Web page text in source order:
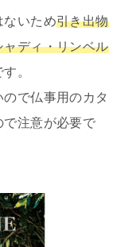
ないため引き出物
ディ・リンベル
。
で仏事用のカタ
で注意が必要で